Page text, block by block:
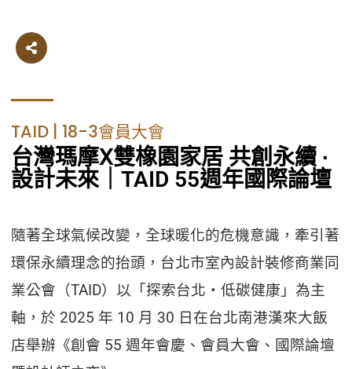
TAID | 18-3會員大會
台灣瑪摩Ⅹ雙橡園家居 共創永續 ∙
設計未來｜TAID 55週年國際論壇
隨著全球氣候改變，全球暖化的危機意識，牽引著
環保永續理念的抬頭，台北市室內設計裝修商業同
業公會（TAID）以「探索台北・低碳健康」為主
軸，於 2025 年 10 月 30 日在台北南港漢來大飯
店舉辦《創會 55 週年會慶、會員大會、國際論壇